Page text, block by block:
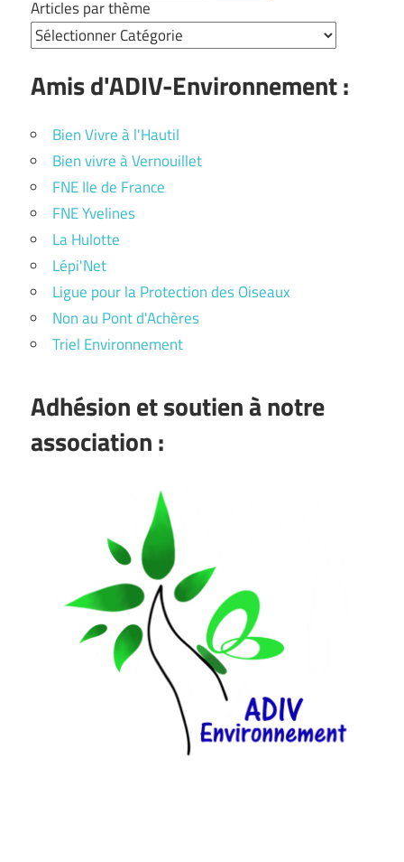
Articles par thème
Amis d'ADIV-Environnement :
Bien Vivre à l'Hautil
Bien vivre à Vernouillet
FNE Ile de France
FNE Yvelines
La Hulotte
Lépi'Net
Ligue pour la Protection des Oiseaux
Non au Pont d'Achères
Triel Environnement
Adhésion et soutien à notre
association :